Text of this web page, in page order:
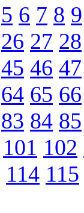
5 6 7 8 9
26 27 28
45 46 47
64 65 66
83 84 85
101 102
114 115